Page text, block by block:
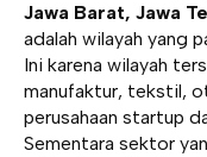
Jawa Barat, Jawa
adalah wilayah yang
Ini karena wilayah
manufaktur, tekstil,
perusahaan startup
Sementara sektor